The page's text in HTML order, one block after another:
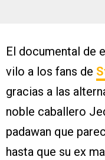
El documental de
vilo a los fans de
gracias a las
noble caballero
padawan que
hasta que su ex